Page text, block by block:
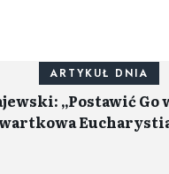
ARTYKUŁ DNIA
„Postawić Go